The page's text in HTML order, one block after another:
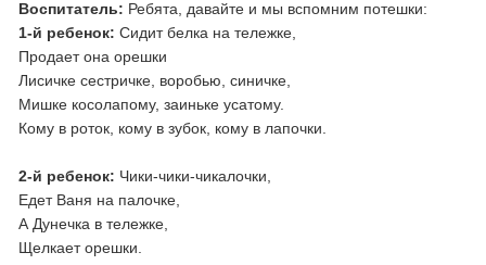
Воспитатель: Ребята, давайте и мы вспомним потешки:
1-й ребенок: Сидит белка на тележке,
Продает она орешки
Лисичке сестричке, воробью, синичке,
Мишке косолапому, заиньке усатому.
Кому в роток, кому в зубок, кому в лапочки.
2-й ребенок: Чики-чики-чикалочки,
Едет Ваня на палочке,
А Дунечка в тележке,
Щелкает орешки.